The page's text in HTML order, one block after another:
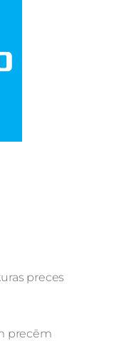
preces
precēm